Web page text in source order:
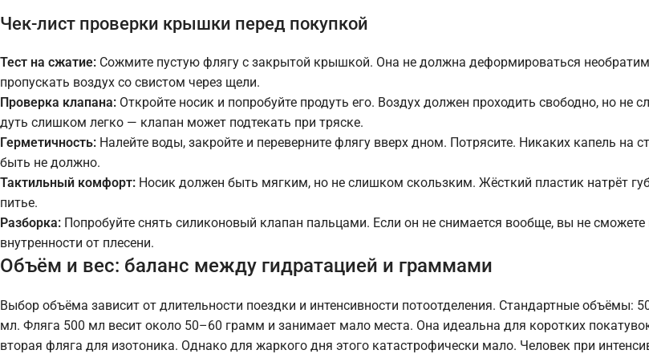
Чек-лист проверки крышки перед покупкой
Тест на сжатие: Сожмите пустую флягу с закрытой крышкой. Она не должна деформироваться
пропускать воздух со свистом через щели.
Проверка клапана: Откройте носик и попробуйте продуть его. Воздух должен проходить свободно, но не
дуть слишком легко — клапан может подтекать при тряске.
Герметичность: Налейте воды, закройте и переверните флягу вверх дном. Потрясите. Никаких капель на
быть не должно.
Тактильный комфорт: Носик должен быть мягким, но не слишком скользким. Жёсткий пластик натрёт
питье.
Разборка: Попробуйте снять силиконовый клапан пальцами. Если он не снимается вообще, вы не
внутренности от плесени.
Объём и вес: баланс между гидратацией и граммами
Выбор объёма зависит от длительности поездки и интенсивности потоотделения. Стандартные объёмы:
мл. Фляга 500 мл весит около 50–60 грамм и занимает мало места. Она идеальна для коротких
вторая фляга для изотоника. Однако для жаркого дня этого катастрофически мало. Человек при